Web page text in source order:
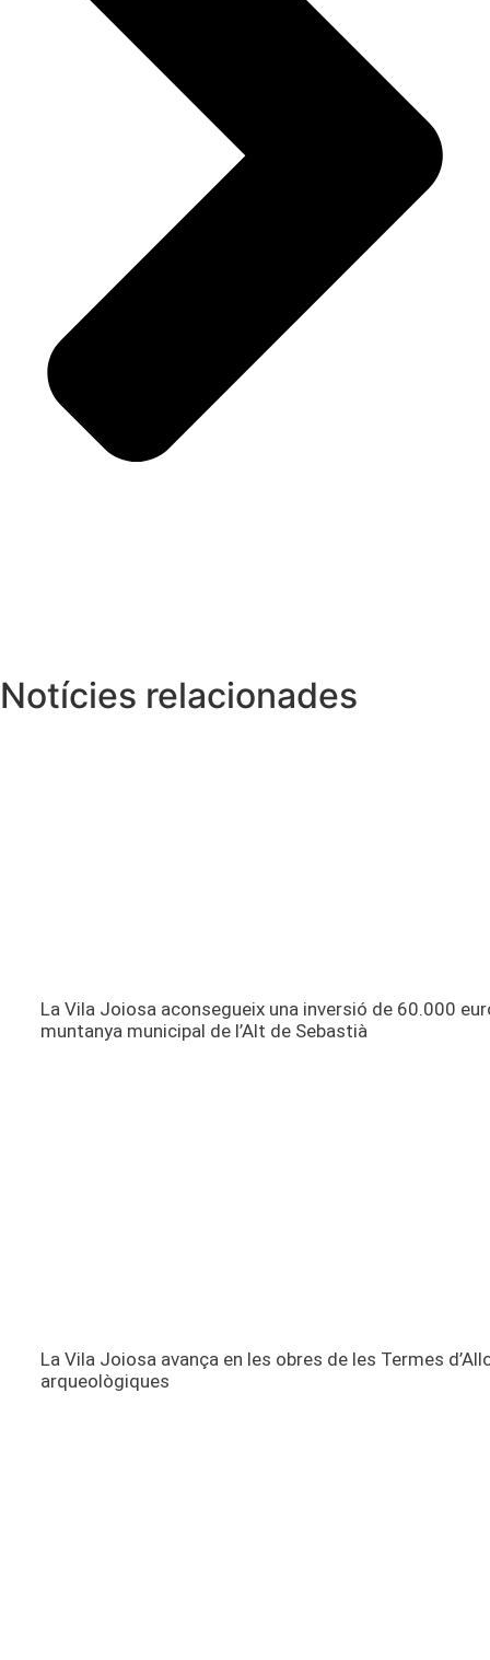
Notícies relacionades
La Vila Joiosa aconsegueix una inversió de 60.000
muntanya municipal de l’Alt de Sebastià
La Vila Joiosa avança en les obres de les Termes
arqueològiques